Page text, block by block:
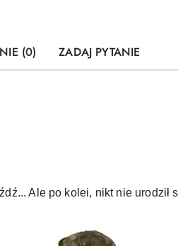
(0) ZADAJ PYTANIE
Ale po kolei, nikt nie urodził